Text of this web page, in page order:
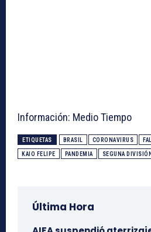
Información: Medio Tiempo
ETIQUETAS BRASIL CORONAVIRUS
KAIO FELIPE PANDEMIA SEGUNA
Última Hora